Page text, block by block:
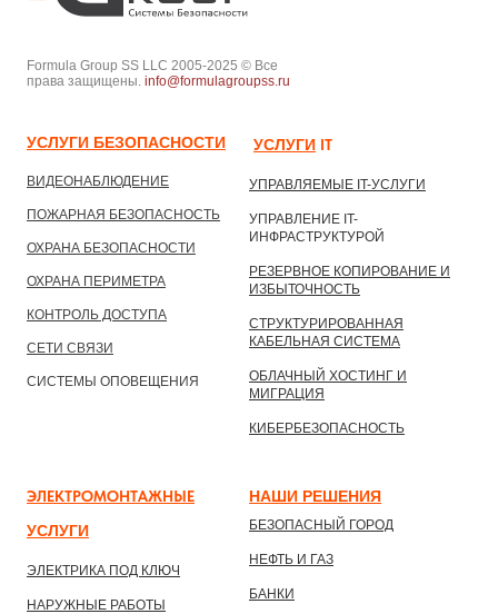
Formula Group SS LLC 2005-2025 © Все
права защищены. info@formulagroupss.ru
УСЛУГИ БЕЗОПАСНОСТИ
ВИДЕОНАБЛЮДЕНИЕ
ПОЖАРНАЯ БЕЗОПАСНОСТЬ
ОХРАНА БЕЗОПАСНОСТИ
ОХРАНА ПЕРИМЕТРА
КОНТРОЛЬ ДОСТУПА
СЕТИ СВЯЗИ
СИСТЕМЫ ОПОВЕЩЕНИЯ
IТ
УСЛУГИ
УПРАВЛЯЕМЫЕ IT-УСЛУГИ
УПРАВЛЕНИЕ IT-
ИНФРАСТРУКТУРОЙ
РЕЗЕРВНОЕ КОПИРОВАНИЕ И
ИЗБЫТОЧНОСТЬ
СТРУКТУРИРОВАННАЯ
КАБЕЛЬНАЯ СИСТЕМА
ОБЛАЧНЫЙ ХОСТИНГ И
МИГРАЦИЯ
КИБЕРБЕЗОПАСНОСТЬ
ЭЛЕКТРОМОНТАЖНЫЕ
УСЛУГИ
ЭЛЕКТРИКА ПОД КЛЮЧ
НАРУЖНЫЕ РАБОТЫ
НАШИ РЕШЕНИЯ
БЕЗОПАСНЫЙ ГОРОД
НЕФТЬ И ГАЗ
БАНКИ